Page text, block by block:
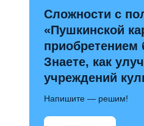
Сложности с
«Пушкинской
приобретением
Знаете, как
учреждений
Напишите — решим!